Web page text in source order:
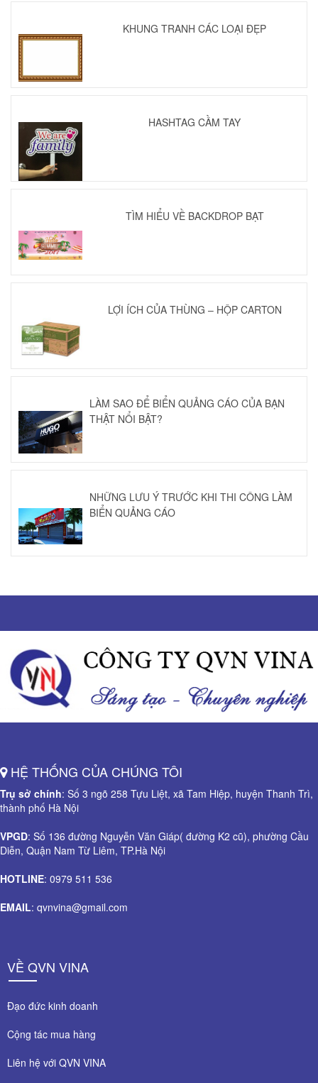
KHUNG TRANH CÁC LOẠI ĐẸP
HASHTAG CẦM TAY
TÌM HIỂU VỀ BACKDROP BẠT
LỢI ÍCH CỦA THÙNG – HỘP CARTON
LÀM SAO ĐỂ BIỂN QUẢNG CÁO CỦA BẠN
THẬT NỔI BẬT?
NHỮNG LƯU Ý TRƯỚC KHI THI CÔNG LÀM
BIỂN QUẢNG CÁO
HỆ THỐNG CỦA CHÚNG TÔI
Trụ sở chính: Số 3 ngõ 258 Tựu Liệt, xã Tam Hiệp, huyện Thanh Trì,
thành phố Hà Nội
VPGD: Số 136 đường Nguyễn Văn Giáp( đường K2 cũ), phường Cầu
Diễn, Quận Nam Từ Liêm, TP.Hà Nội
HOTLINE: 0979 511 536
EMAIL: qvnvina@gmail.com
VỀ QVN VINA
Đạo đức kinh doanh
Cộng tác mua hàng
Liên hệ với QVN VINA